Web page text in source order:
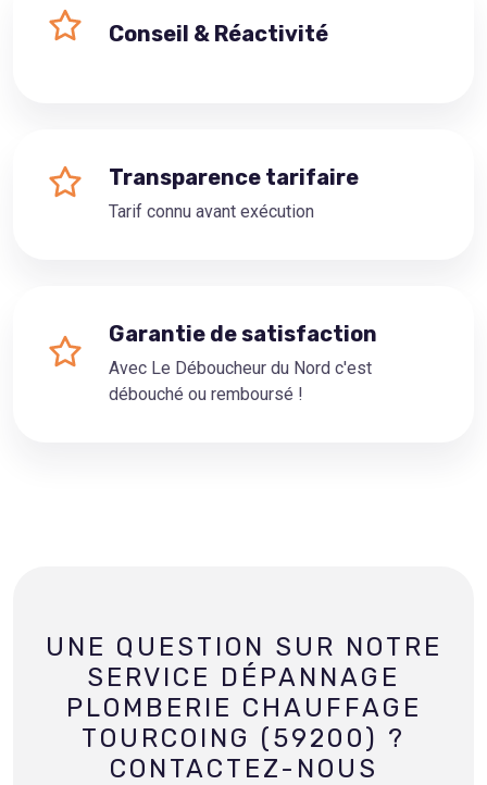
Conseil & Réactivité
Transparence tarifaire
Tarif connu avant exécution
Garantie de satisfaction
Avec Le Déboucheur du Nord c'est
débouché ou remboursé !
UNE QUESTION SUR NOTRE
SERVICE DÉPANNAGE
PLOMBERIE CHAUFFAGE
TOURCOING (59200) ?
CONTACTEZ-NOUS